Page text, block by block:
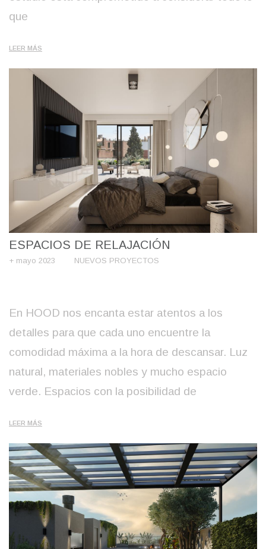
que
LEER MÁS
ESPACIOS DE RELAJACIÓN
+ mayo 2023 NUEVOS PROYECTOS
En HOOD nos encanta estar atentos a los
detalles para que cada uno encuentre la
comodidad máxima a la hora de descansar. Luz
natural, materiales nobles y mucho espacio
verde. Espacios con la posibilidad de
LEER MÁS